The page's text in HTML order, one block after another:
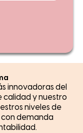
innovadoras del
calidad y nuestro
niveles de
con demanda